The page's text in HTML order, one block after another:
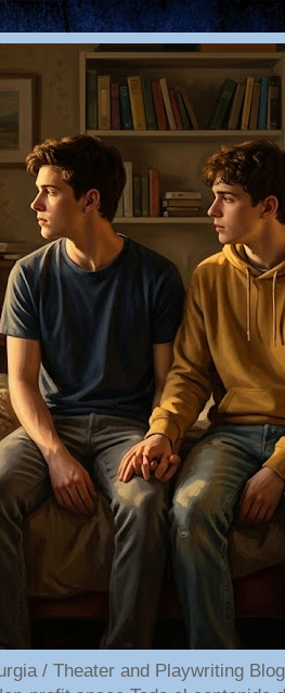
/ Theater and Playwriting